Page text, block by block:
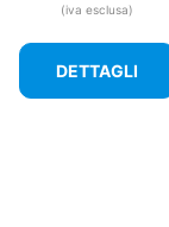
(iva esclusa)
DETTAGLI